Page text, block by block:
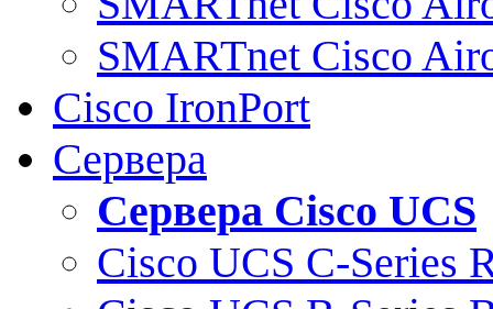
SMARTnet Cisco
Cisco IronPort
Сервера
Сервера Cisco UCS
Cisco UCS C-Series